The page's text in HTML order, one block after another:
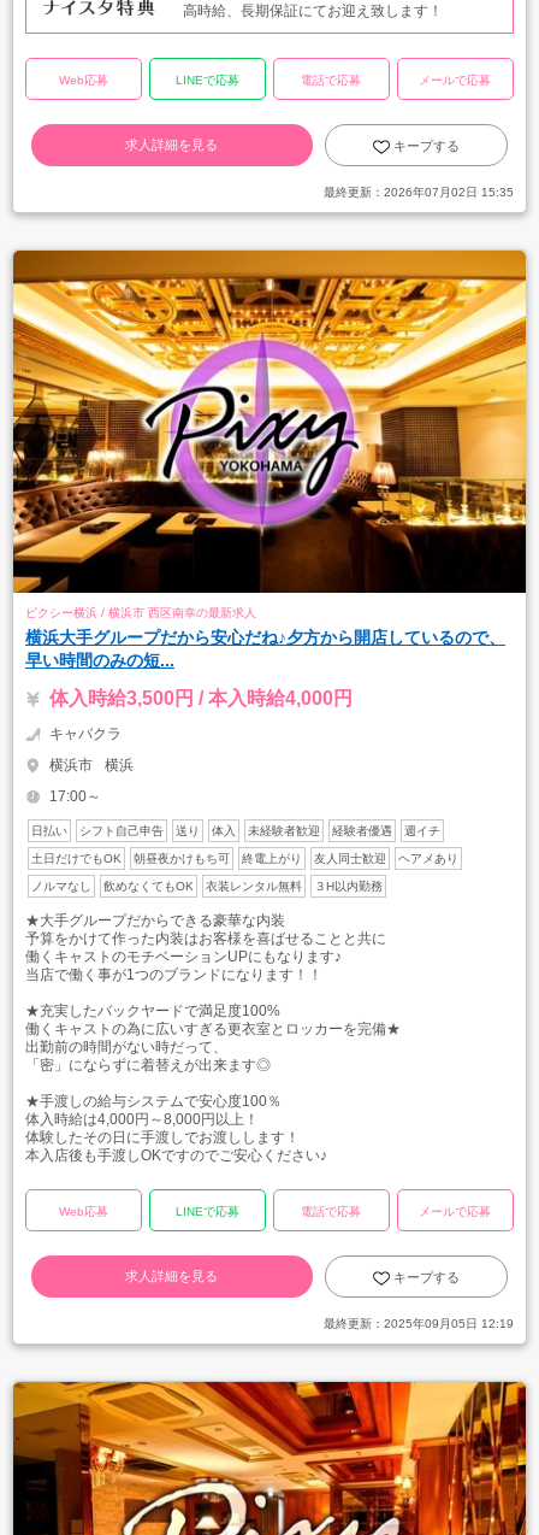
高時給、長期保証にてお迎え致します！
Web応募 LINEで応募 電話で応募 メールで応募
求人詳細を見る キープする
最終更新： 2026年07月02日 15:35
ピクシー横浜 / 横浜市 西区南幸の最新求人
横浜大手グループだから安心だね♪夕方から開店しているので、
早い時間のみの短...
体入時給3,500円 / 本入時給4,000円
キャバクラ
横浜市
横浜
17:00～
日払い シフト自己申告 送り 体入 未経験者歓迎 経験者優遇 週イチ
土日だけでもOK 朝昼夜かけもち可 終電上がり 友人同士歓迎 ヘアメあり
ノルマなし 飲めなくてもOK 衣装レンタル無料 ３H以内勤務
★大手グループだからできる豪華な内装
予算をかけて作った内装はお客様を喜ばせることと共に
働くキャストのモチベーションUPにもなります♪
当店で働く事が1つのブランドになります！！
★充実したバックヤードで満足度100%
働くキャストの為に広いすぎる更衣室とロッカーを完備★
出勤前の時間がない時だって、
「密」にならずに着替えが出来ます◎
★手渡しの給与システムで安心度100％
体入時給は4,000円～8,000円以上！
体験したその日に手渡しでお渡しします！
本入店後も手渡しOKですのでご安心ください♪
Web応募 LINEで応募 電話で応募 メールで応募
求人詳細を見る キープする
最終更新： 2025年09月05日 12:19